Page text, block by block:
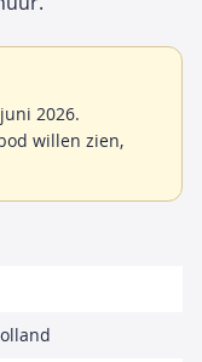
2026.
willen zien,